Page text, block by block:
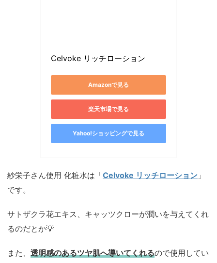
Celvoke リッチローション
Amazonで見る
楽天市場で見る
Yahoo!ショッピングで見る
紗栄子さん使用 化粧水は「Celvoke リッチローション 」
です。
サトザクラ花エキス、キャッツクローが潤いを与えてくれ
るのだとか💡
また、 透明感のあるツヤ肌へ導いてくれるので使用してい